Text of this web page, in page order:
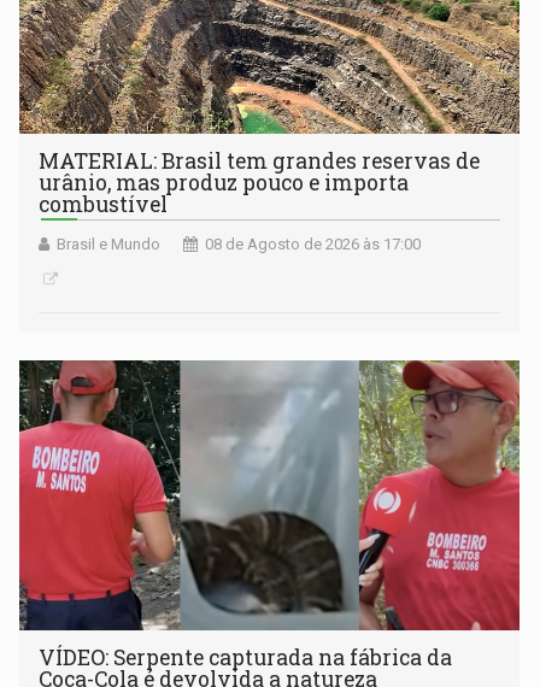
MATERIAL: Brasil tem grandes reservas de
urânio, mas produz pouco e importa
combustível
Brasil e Mundo 08 de Agosto de 2026 às 17:00
VÍDEO: Serpente capturada na fábrica da
Coca-Cola é devolvida a natureza